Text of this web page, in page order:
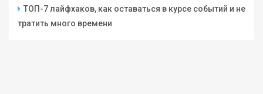
ТОП-7 лайфхаков, как оставаться в курсе событий и не
тратить много времени